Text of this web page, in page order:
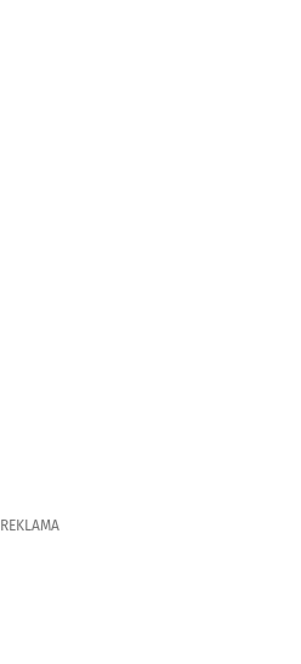
REKLAMA